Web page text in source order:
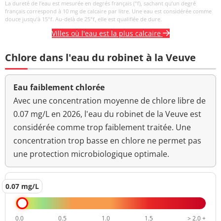
Turbidité
néphélométrique NFU
<0,30 NFU
La dureté de l’eau est mesurée en degrés français (°f), sachant qu’un degré
français correspond à 10 mg de calcaire par litre. Une eau est considérée comme
douce jusqu’à 15°f. Au-delà de 25°f, elle est qualifiée de dure.
Villes où l'eau est la plus calcaire
Chlore dans l'eau du robinet à la Veuve
Eau faiblement chlorée
Avec une concentration moyenne de chlore libre de
0.07 mg/L en 2026, l'eau du robinet de la Veuve est
considérée comme trop faiblement traitée. Une
concentration trop basse en chlore ne permet pas
une protection microbiologique optimale.
0.07 mg/L
0.0 0.5 1.0 1.5 > 2.0 +